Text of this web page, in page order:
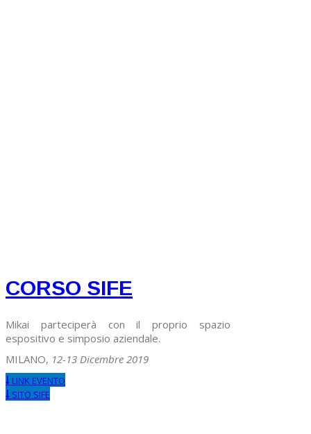
CORSO SIFE
Mikai parteciperà con il proprio spazio
espositivo e simposio aziendale.
MILANO, 12-13 Dicembre 2019
LINK EVENTO
SITO SIFE